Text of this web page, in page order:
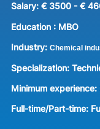
Salary: € 3500 - €
Education : MBO
Industry: Chemical
Specialization:
Minimum experience:
Full-time/Part-time: